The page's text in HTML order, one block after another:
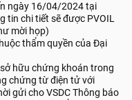
ngày 16/04/2024 tại
tin chi tiết sẽ được PVOIL
mời họp)
thẩm quyền của Đại
hữu chứng khoán trong
chứng từ điện tử với
gửi cho VSDC Thông báo